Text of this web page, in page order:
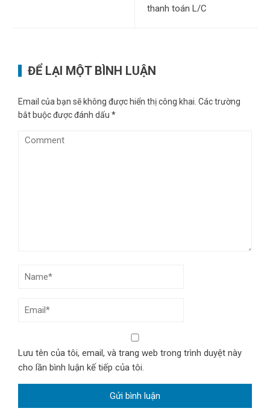
thanh toán L/C
ĐỂ LẠI MỘT BÌNH LUẬN
Email của bạn sẽ không được hiển thị công khai. Các trường
bắt buộc được đánh dấu *
Lưu tên của tôi, email, và trang web trong trình duyệt này
cho lần bình luận kế tiếp của tôi.